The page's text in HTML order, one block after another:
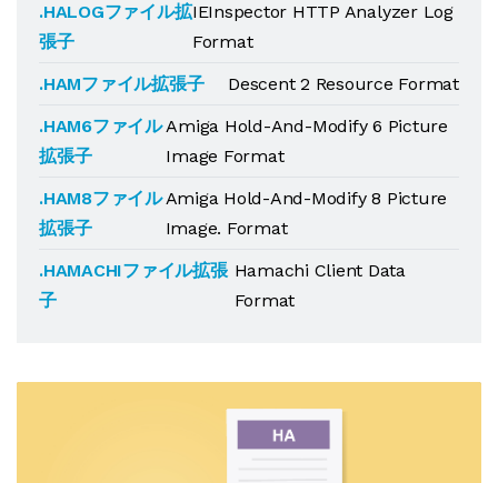
.HALOGファイル拡
張子
IEInspector HTTP Analyzer Log
Format
.HAMファイル拡張子
Descent 2 Resource Format
.HAM6ファイル
拡張子
Amiga Hold-And-Modify 6 Picture
Image Format
.HAM8ファイル
拡張子
Amiga Hold-And-Modify 8 Picture
Image. Format
.HAMACHIファイル拡張
子
Hamachi Client Data
Format